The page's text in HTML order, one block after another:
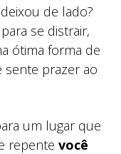
de lado?
se distrair,
ótima forma de
sente prazer ao
um lugar que
repente você